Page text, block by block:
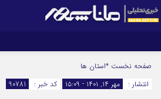
اینستاگرام
سروش
نام کاربری یا نشانی ایمیل
صفحه نخست *استان ها
انتشار :
مهر ۱۴, ۱۴۰۱ - ۱۵:۰۹ کد خبر : 90781